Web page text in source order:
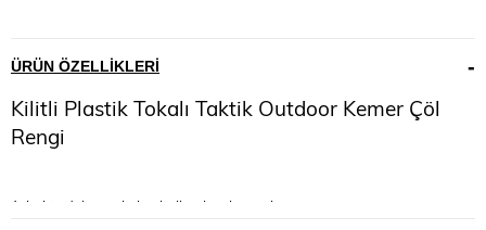
ÜRÜN ÖZELLIKLERI
Kilitli Plastik Tokalı Taktik Outdoor Kemer Çöl
Rengi
1. kalite dokuma kolon kullanılarak üretilmiştir.